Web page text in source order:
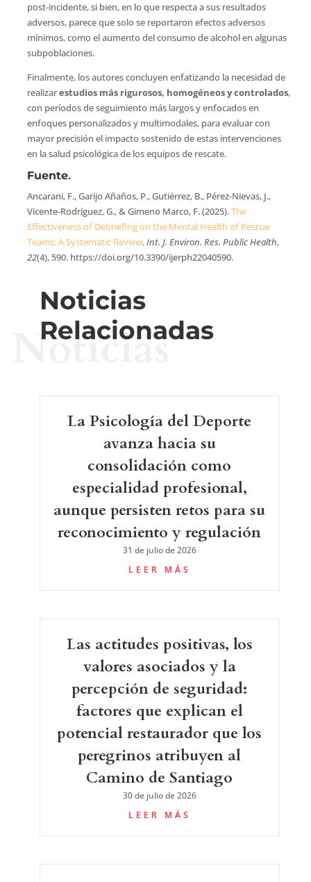
post-incidente, si bien, en lo que respecta a sus resultados
adversos, parece que solo se reportaron efectos adversos
mínimos, como el aumento del consumo de alcohol en algunas
subpoblaciones.
Finalmente, los autores concluyen enfatizando la necesidad de
realizarestudios más rigurosos, homogéneos y controlados,
con períodos de seguimiento más largos y enfocados en
enfoques personalizados y multimodales, para evaluar con
mayor precisión el impacto sostenido de estas intervenciones
en la salud psicológica de los equipos de rescate.
Fuente.
Ancarani, F., Garijo Añaños, P., Gutiérrez, B., Pérez-Nievas, J.,
Vicente-Rodríguez, G., & Gimeno Marco, F. (2025).The
Effectiveness of Debriefing on the Mental Health of Rescue
Teams: A Systematic Review.Int. J. Environ. Res. Public Health,
22(4), 590. https://doi.org/10.3390/ijerph22040590.
Noticias
Relacionadas
Noticias
La Psicología del Deporte
avanza hacia su
consolidación como
especialidad profesional,
aunque persisten retos para su
reconocimiento y regulación
31 de julio de 2026
LEER MÁS
Las actitudes positivas, los
valores asociados y la
percepción de seguridad:
factores que explican el
potencial restaurador que los
peregrinos atribuyen al
Camino de Santiago
30 de julio de 2026
LEER MÁS